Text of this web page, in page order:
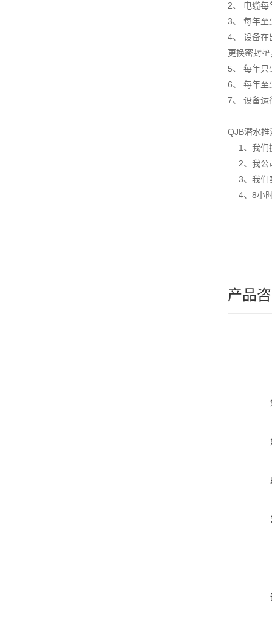
2、 电缆每
3、 每年至
4、 设备在
更换密封
5、 每年只
6、 每年至
7、 设备运
QJB潜水
1、我们
2、我公
3、我们
4、8小时
产品